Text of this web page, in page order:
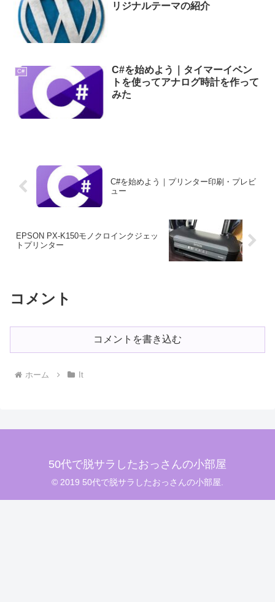
リジナルテーマの紹介
C#
C#を始めよう｜タイマーイベン
トを使ってアナログ時計を作って
みた
C#を始めよう｜プリンター印刷・プレビ
ュー
EPSON PX-K150モノクロインクジェッ
トプリンター
コメント
コメントを書き込む
ホーム It
50代で脱サラしたおっさんの小部屋
© 2019 50代で脱サラしたおっさんの小部屋.